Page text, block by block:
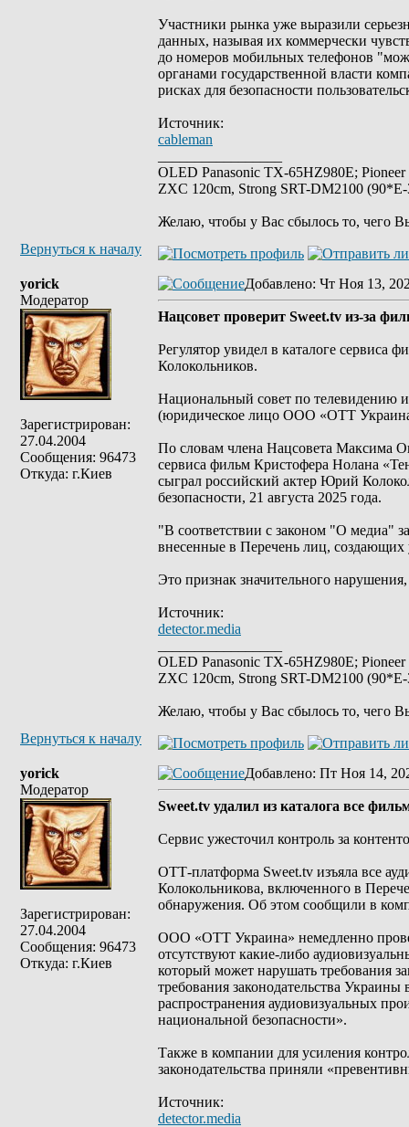
Участники рынка уже выразили
данных, называя их коммерчески
до номеров мобильных телефонов
органами государственной власти
рисках для безопасности
Источник:
cableman
OLED Panasonic TX-65HZ980E;
ZXC 120cm, Strong SRT-DM2100
Желаю, чтобы у Вас сбылось то, чего
Вернуться к началу
yorick
Модератор
Зарегистрирован:
27.04.2004
Сообщения: 96473
Откуда: г.Киев
Добавлено: Чт Ноя 13,
Нацсовет проверит Sweet.tv из-за
Регулятор увидел в каталоге сервиса
Колокольников.
Национальный совет по телевидению
(юридическое лицо ООО «ОТТ
По словам члена Нацсовета Максима
сервиса фильм Кристофера Нолана
сыграл российский актер Юрий
безопасности, 21 августа 2025 года.
"В соответствии с законом "О медиа"
внесенные в Перечень лиц, создающих
Это признак значительного
Источник:
detector.media
OLED Panasonic TX-65HZ980E;
ZXC 120cm, Strong SRT-DM2100
Желаю, чтобы у Вас сбылось то, чего
Вернуться к началу
yorick
Модератор
Зарегистрирован:
27.04.2004
Сообщения: 96473
Откуда: г.Киев
Добавлено: Пт Ноя 14,
Sweet.tv удалил из каталога все
Сервис ужесточил контроль за
ОТТ-платформа Sweet.tv изъяла все
Колокольникова, включенного в
обнаружения. Об этом сообщили в
ООО «ОТТ Украина» немедленно
отсутствуют какие-либо
который может нарушать требования
требования законодательства
распространения аудиовизуальных
национальной безопасности».
Также в компании для усиления
законодательства приняли
Источник:
detector.media